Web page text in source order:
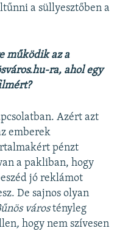
a süllyesztőben a
működik az a
ra, ahol egy
Azért azt
emberek
pénzt
a pakliban, hogy
jó reklámot
De sajnos olyan
várostényleg
, hogy nem szívesen